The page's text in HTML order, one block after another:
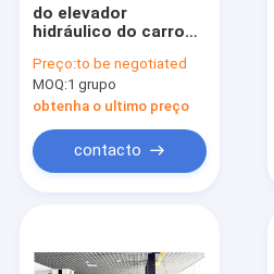
do elevador
hidráulico do carro
equipamento de dois
níveis do parque de
estacionamento
Preço:to be negotiated
MOQ:1 grupo
obtenha o ultimo preço
contacto